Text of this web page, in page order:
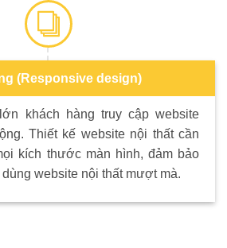
(Responsive design)
khách hàng truy cập website
Thiết kế website nội thất cần
kích thước màn hình, đảm bảo
website nội thất mượt mà.